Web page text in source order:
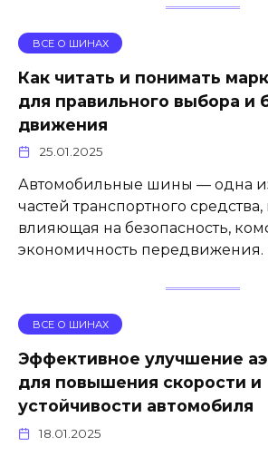
ВСЕ О ШИНАХ
Как читать и понимать
для правильного выбора и
движения
25.01.2025
Автомобильные шины — одна
частей транспортного
влияющая на безопасность,
экономичность передвижения.
ВСЕ О ШИНАХ
Эффективное улучшение
для повышения скорости и
устойчивости автомобиля
18.01.2025